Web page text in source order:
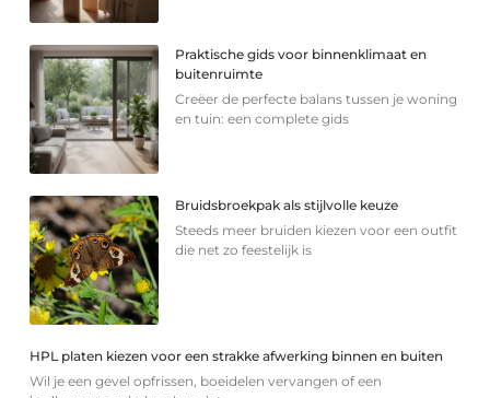
Praktische gids voor binnenklimaat en
buitenruimte
Creëer de perfecte balans tussen je woning
en tuin: een complete gids
Bruidsbroekpak als stijlvolle keuze
Steeds meer bruiden kiezen voor een outfit
die net zo feestelijk is
HPL platen kiezen voor een strakke afwerking binnen en buiten
Wil je een gevel opfrissen, boeidelen vervangen of een